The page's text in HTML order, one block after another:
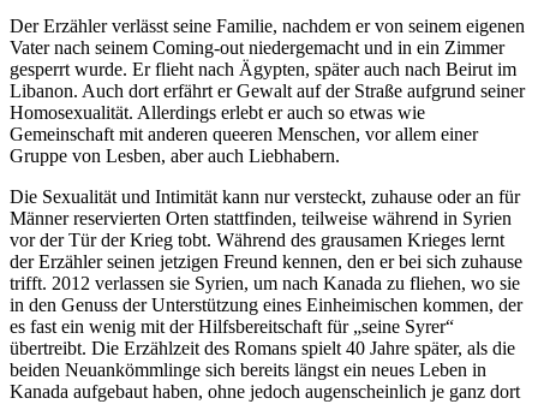
Der Erzähler verlässt seine Familie, nachdem er von seinem eigenen
Vater nach seinem Coming-out niedergemacht und in ein Zimmer
gesperrt wurde. Er flieht nach Ägypten, später auch nach Beirut im
Libanon. Auch dort erfährt er Gewalt auf der Straße aufgrund seiner
Homosexualität. Allerdings erlebt er auch so etwas wie
Gemeinschaft mit anderen queeren Menschen, vor allem einer
Gruppe von Lesben, aber auch Liebhabern.
Die Sexualität und Intimität kann nur versteckt, zuhause oder an für
Männer reservierten Orten stattfinden, teilweise während in Syrien
vor der Tür der Krieg tobt. Während des grausamen Krieges lernt
der Erzähler seinen jetzigen Freund kennen, den er bei sich zuhause
trifft. 2012 verlassen sie Syrien, um nach Kanada zu fliehen, wo sie
in den Genuss der Unterstützung eines Einheimischen kommen, der
es fast ein wenig mit der Hilfsbereitschaft für „seine Syrer“
übertreibt. Die Erzählzeit des Romans spielt 40 Jahre später, als die
beiden Neuankömmlinge sich bereits längst ein neues Leben in
Kanada aufgebaut haben, ohne jedoch augenscheinlich je ganz dort